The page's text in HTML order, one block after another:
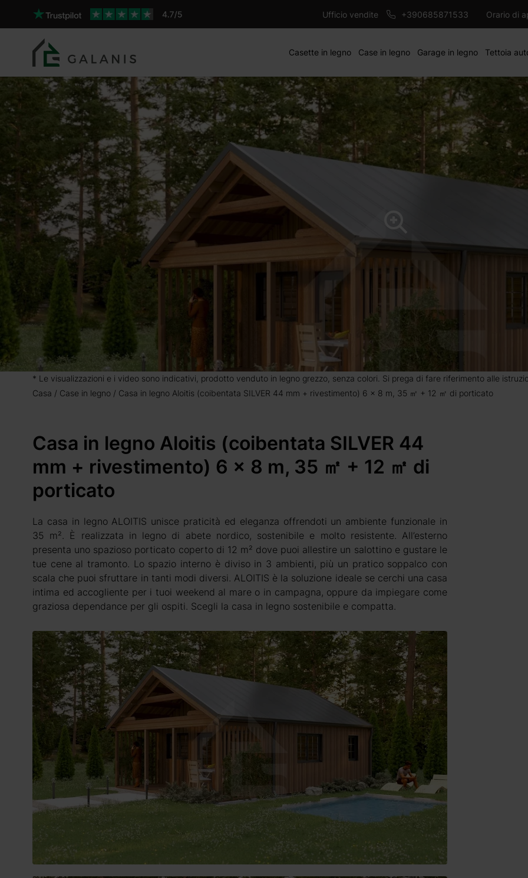
Ufficio vendite +390685871533 Orario di
Casette in legno Case in legno Garage in legno Tettoia
* Le visualizzazioni e i video sono indicativi, prodotto venduto in legno grezzo, senza colori. Si prega di fare riferimento alle
Casa
Case in legno Casa in legno Aloitis (coibentata SILVER 44 mm + rivestimento) 6 x 8 m, 35 ㎡ + 12 ㎡ di porticato
Casa in legno Aloitis (coibentata SILVER 44
mm + rivestimento) 6 x 8 m, 35 ㎡ + 12 ㎡ di
porticato
La casa in legno ALOITIS unisce praticità ed eleganza offrendoti un ambiente funzionale in
35 m². È realizzata in legno di abete nordico, sostenibile e molto resistente. All’esterno
presenta uno spazioso porticato coperto di 12 m² dove puoi allestire un salottino e gustare le
tue cene al tramonto. Lo spazio interno è diviso in 3 ambienti, più un pratico soppalco con
scala che puoi sfruttare in tanti modi diversi. ALOITIS è la soluzione ideale se cerchi una casa
intima ed accogliente per i tuoi weekend al mare o in campagna, oppure da impiegare come
graziosa dependance per gli ospiti. Scegli la casa in legno sostenibile e compatta.
Aloitis Coibentata SILVER Pareti da 44 mm + rivestimento AGGIUNGI AL